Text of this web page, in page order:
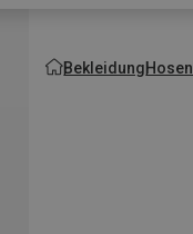
BekleidungHosen